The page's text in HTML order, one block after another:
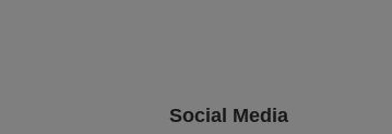
Social Media